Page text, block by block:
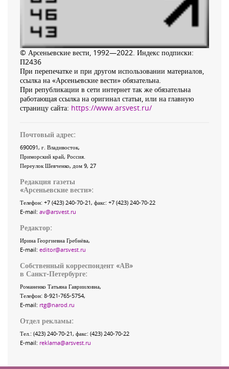
© Арсеньевские вести, 1992—2022. Индекс подписки:
П2436
При перепечатке и при другом использовании материалов,
ссылка на «Арсеньевские вести» обязательна.
При републикации в сети интернет так же обязательна
работающая ссылка на оригинал статьи, или на главную
страницу сайта: https://www.arsvest.ru/
Почтовый адрес:
690091, г. Владивосток,
Приморский край, Россия
Переулок Шевченко, дом 9, 27
Редакция газеты
«Арсеньевские вести»:
Телефон: +7 (423) 240-70-21, факс: +7 (423) 240-70-22
E-mail: av@arsvest.ru
Редактор:
Ирина Георгиевна Гребнёва,
E-mail: editor@arsvest.ru
Собственный корреспондент «АВ»
в Санкт-Петербурге:
Романенко Татьяна Гаврииловна,
Телефон: 8-921-765-5754,
E-mail: rtg@narod.ru
Отдел рекламы:
Тел.: (423) 240-70-21, факс: (423) 240-70-22
E-mail: reklama@arsvest.ru